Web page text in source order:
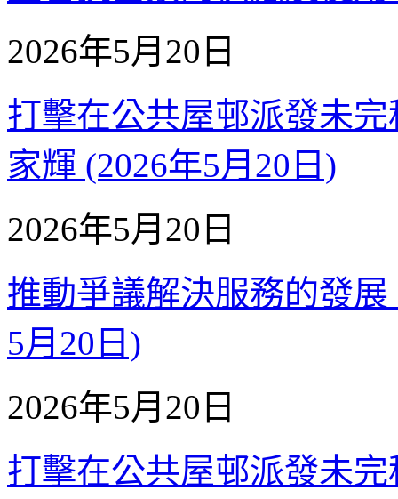
2026年5月20日
打擊在公共屋邨派發未
家輝 (2026年5月20日)
2026年5月20日
推動爭議解決服務的發
5月20日)
2026年5月20日
打擊在公共屋邨派發未